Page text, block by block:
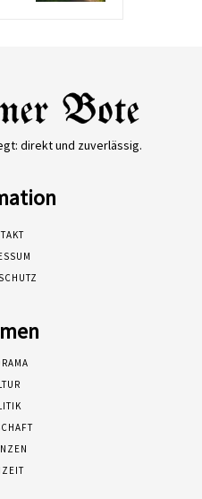
direkt und zuverlässig.